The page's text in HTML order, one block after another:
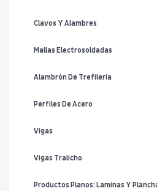
Clavos Y Alambres
Mallas Electrosoldadas
Alambrón De Trefilería
Perfiles De Acero
Vigas
Vigas Tralicho
Productos Planos: Laminas Y